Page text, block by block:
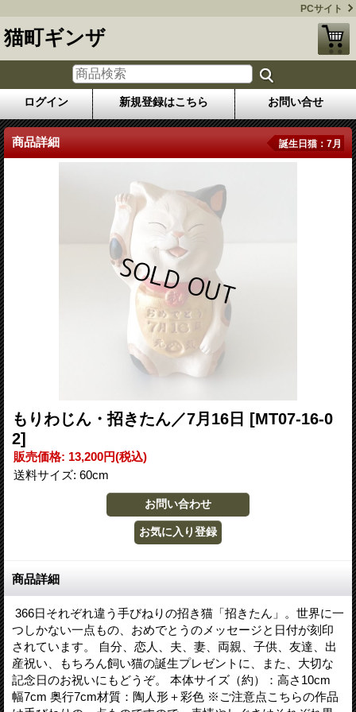
PCサイト
猫町ギンザ
ログイン 新規登録はこちら お問い合せ
商品詳細 誕生日猫：7月
もりわじん・招きたん／7月16日 [MT07-16-0
2]
販売価格: 13,200円(税込)
送料サイズ: 60cm
商品詳細
366日それぞれ違う手びねりの招き猫「招きたん」。世界に一
つしかない一点もの、おめでとうのメッセージと日付が刻印
されています。 自分、恋人、夫、妻、両親、子供、友達、出
産祝い、もちろん飼い猫の誕生プレゼントに、また、大切な
記念日のお祝いにもどうぞ。 本体サイズ（約）：高さ10cm
幅7cm 奥行7cm材質：陶人形＋彩色 ※ご注意点こちらの作品